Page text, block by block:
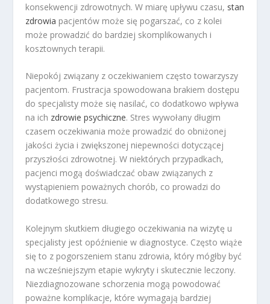
konsekwencji zdrowotnych. W miarę upływu czasu, stan
zdrowia pacjentów może się pogarszać, co z kolei
może prowadzić do bardziej skomplikowanych i
kosztownych terapii.
Niepokój związany z oczekiwaniem często towarzyszy
pacjentom. Frustracja spowodowana brakiem dostępu
do specjalisty może się nasilać, co dodatkowo wpływa
na ich zdrowie psychiczne. Stres wywołany długim
czasem oczekiwania może prowadzić do obniżonej
jakości życia i zwiększonej niepewności dotyczącej
przyszłości zdrowotnej. W niektórych przypadkach,
pacjenci mogą doświadczać obaw związanych z
wystąpieniem poważnych chorób, co prowadzi do
dodatkowego stresu.
Kolejnym skutkiem długiego oczekiwania na wizytę u
specjalisty jest opóźnienie w diagnostyce. Często wiąże
się to z pogorszeniem stanu zdrowia, który mógłby być
na wcześniejszym etapie wykryty i skutecznie leczony.
Niezdiagnozowane schorzenia mogą powodować
poważne komplikacje, które wymagają bardziej